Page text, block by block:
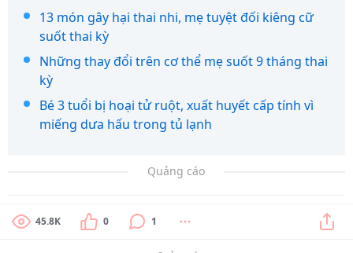
13 món gây hại thai nhi, mẹ tuyệt đối kiêng cữ
suốt thai kỳ
Những thay đổi trên cơ thể mẹ suốt 9 tháng thai
kỳ
Bé 3 tuổi bị hoại tử ruột, xuất huyết cấp tính vì
miếng dưa hấu trong tủ lạnh
Quảng cáo
45.8K 0 1